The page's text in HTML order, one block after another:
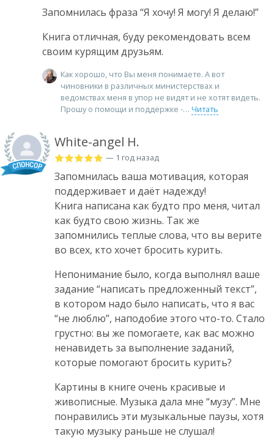
Запомнилась фраза “Я хочу! Я могу! Я делаю!”
Книга отличная, буду рекомендовать всем
своим курящим друзьям.
Как хорошо, что Вы меня понимаете. А вот
чиновники в различных министерствах и
ведомствах меня в упор не видят и не хотят видеть.
Прошу о помощи и поддержке -
Читать
White-angel H.
— 1 год назад
Запомнилась ваша мотивация, которая
поддерживает и даёт надежду!
Книга написана как будто про меня, читал
как будто свою жизнь. Так же
запомнились теплые слова, что вы верите
во всех, кто хочет бросить курить.
Непонимание было, когда выполнял ваше
задание “написать предложенный текст”,
в котором надо было написать, что я вас
“не люблю”, наподобие этого что-то. Стало
грустно: вы же помогаете, как вас можно
ненавидеть за выполнение заданий,
которые помогают бросить курить?
Картины в книге очень красивые и
живописные. Музыка дала мне “музу”. Мне
понравились эти музыкальные паузы, хотя
такую музыку раньше не слушал!